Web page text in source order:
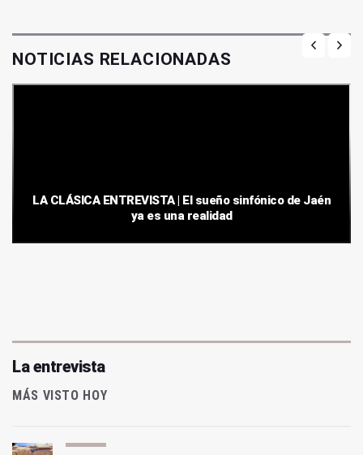
NOTICIAS RELACIONADAS
LA CLÁSICA ENTREVISTA | El sueño sinfónico de Jaén
ya es una realidad
La entrevista
MÁS VISTO HOY